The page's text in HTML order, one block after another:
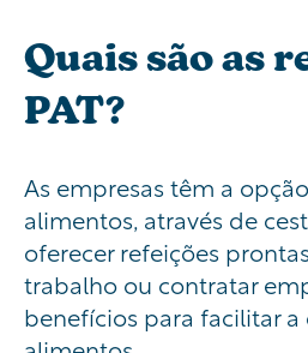
Quais são as
PAT?
As empresas têm a
alimentos, através de
oferecer refeições
trabalho ou contratar
benefícios para facilitar